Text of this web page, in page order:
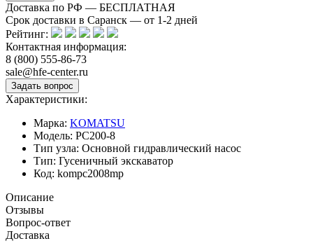
Доставка по РФ — БЕСПЛАТНАЯ
Срок доставки в Саранск — от 1-2 дней
Рейтинг:
Контактная информация:
8 (800) 555-86-73
sale@hfe-center.ru
Характеристики:
Марка: KOMATSU
Модель: PC200-8
Тип узла: Основной гидравлический насос
Тип: Гусеничный экскаватор
Код: kompc2008mp
Описание
Отзывы
Вопрос-ответ
Доставка